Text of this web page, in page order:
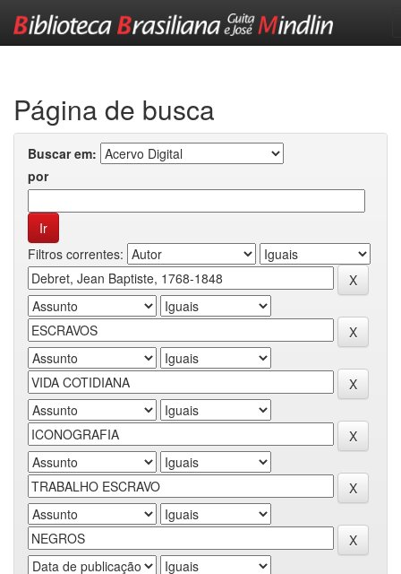
Página de busca
Buscar em:
por
Filtros correntes: